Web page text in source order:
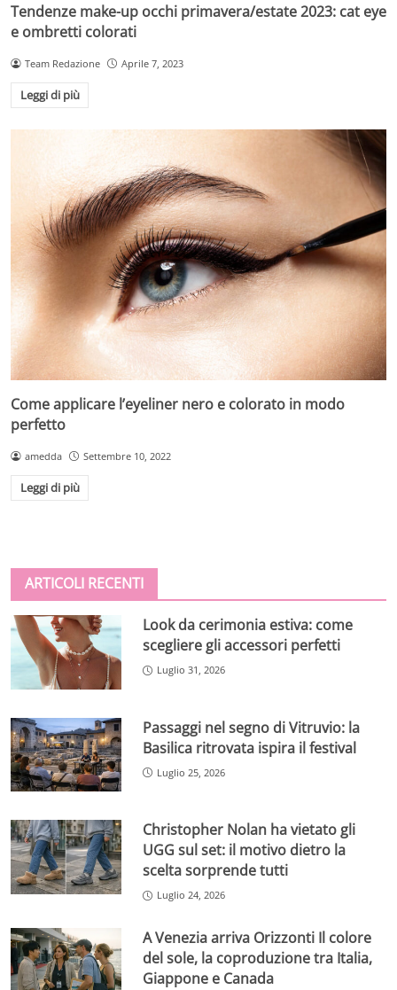
Tendenze make-up occhi primavera/estate 2023: cat eye
e ombretti colorati
Team Redazione Aprile 7, 2023
Leggi di più
Come applicare l’eyeliner nero e colorato in modo
perfetto
amedda Settembre 10, 2022
Leggi di più
ARTICOLI RECENTI
Look da cerimonia estiva: come
scegliere gli accessori perfetti
Luglio 31, 2026
Passaggi nel segno di Vitruvio: la
Basilica ritrovata ispira il festival
Luglio 25, 2026
Christopher Nolan ha vietato gli
UGG sul set: il motivo dietro la
scelta sorprende tutti
Luglio 24, 2026
A Venezia arriva Orizzonti Il colore
del sole, la coproduzione tra Italia,
Giappone e Canada